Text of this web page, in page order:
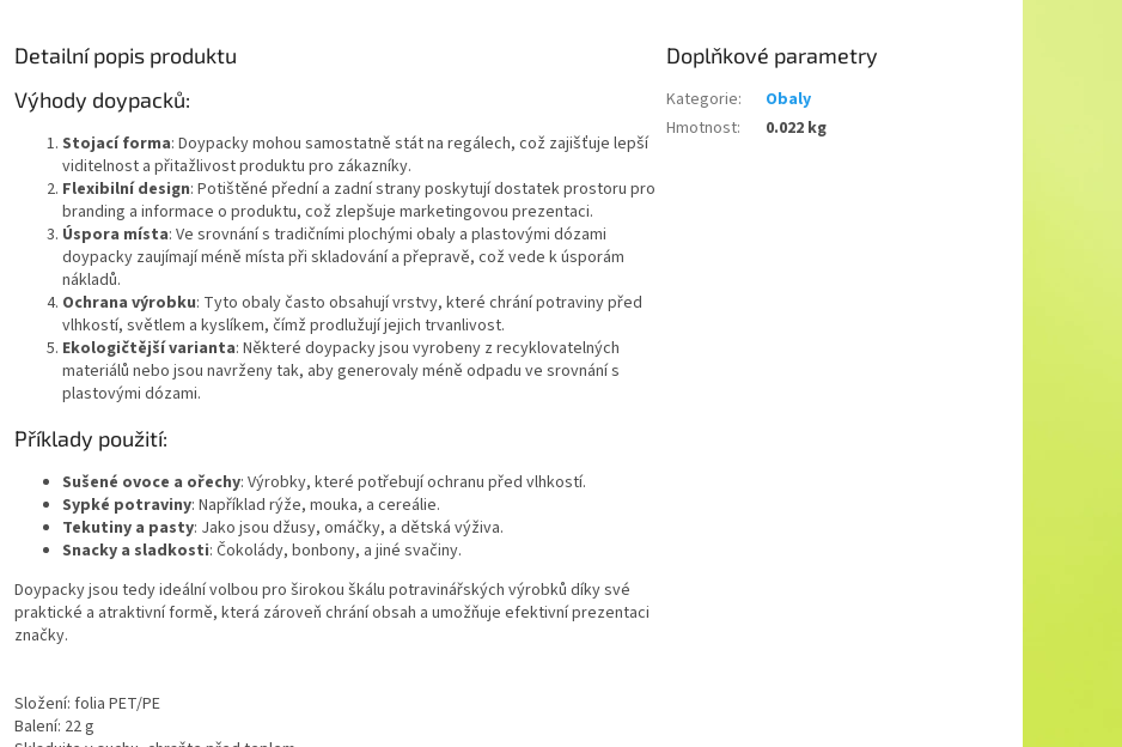
Detailní popis produktu
Výhody doypacků:
Stojací forma: Doypacky mohou samostatně stát na regálech, což zajišťuje lepší
viditelnost a přitažlivost produktu pro zákazníky.
Flexibilní design: Potištěné přední a zadní strany poskytují dostatek prostoru pro
branding a informace o produktu, což zlepšuje marketingovou prezentaci.
Úspora místa: Ve srovnání s tradičními plochými obaly a plastovými dózami
doypacky zaujímají méně místa při skladování a přepravě, což vede k úsporám
nákladů.
Ochrana výrobku: Tyto obaly často obsahují vrstvy, které chrání potraviny před
vlhkostí, světlem a kyslíkem, čímž prodlužují jejich trvanlivost.
Ekologičtější varianta: Některé doypacky jsou vyrobeny z recyklovatelných
materiálů nebo jsou navrženy tak, aby generovaly méně odpadu ve srovnání s
plastovými dózami.
Příklady použití:
Sušené ovoce a ořechy: Výrobky, které potřebují ochranu před vlhkostí.
Sypké potraviny: Například rýže, mouka, a cereálie.
Tekutiny a pasty: Jako jsou džusy, omáčky, a dětská výživa.
Snacky a sladkosti: Čokolády, bonbony, a jiné svačiny.
Doypacky jsou tedy ideální volbou pro širokou škálu potravinářských výrobků díky své
praktické a atraktivní formě, která zároveň chrání obsah a umožňuje efektivní prezentaci
značky.
Složení: folia PET/PE
Balení: 22 g
Doplňkové parametry
Kategorie:
Obaly
Hmotnost: 0.022 kg